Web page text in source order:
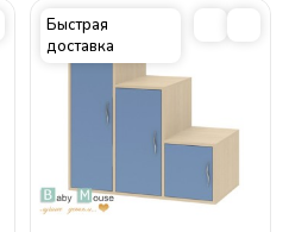
Быстрая
доставка